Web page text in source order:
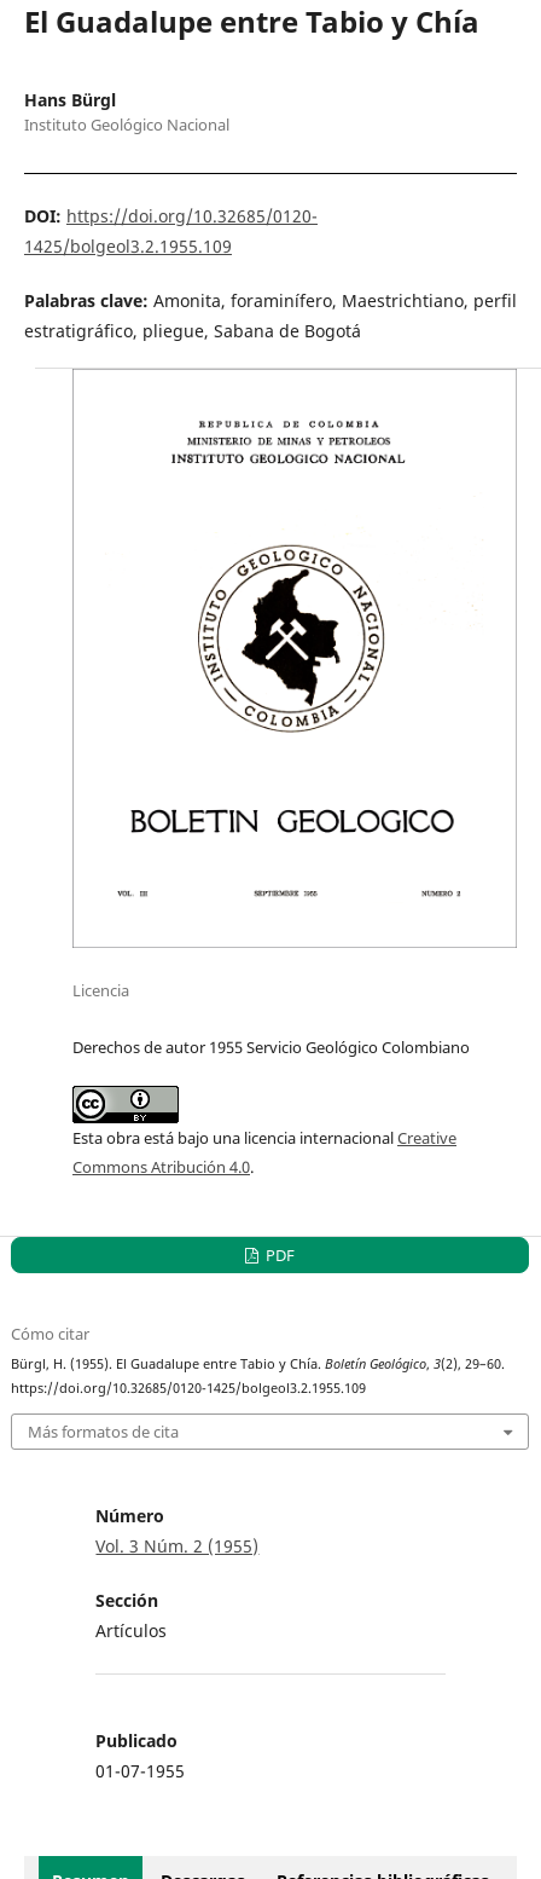
El Guadalupe entre Tabio y Chía
Hans Bürgl
Instituto Geológico Nacional
DOI: https://doi.org/10.32685/0120-
1425/bolgeol3.2.1955.109
Palabras clave: Amonita, foraminífero, Maestrichtiano, perfil
estratigráfico, pliegue, Sabana de Bogotá
Licencia
Derechos de autor 1955 Servicio Geológico Colombiano
Esta obra está bajo una licencia internacionalCreative
Commons Atribución 4.0.
PDF
Cómo citar
Bürgl, H. (1955). El Guadalupe entre Tabio y Chía.Boletín Geológico,3(2), 29–60.
https://doi.org/10.32685/0120-1425/bolgeol3.2.1955.109
Más formatos de cita
Número
Vol. 3 Núm. 2 (1955)
Sección
Artículos
Publicado
01-07-1955